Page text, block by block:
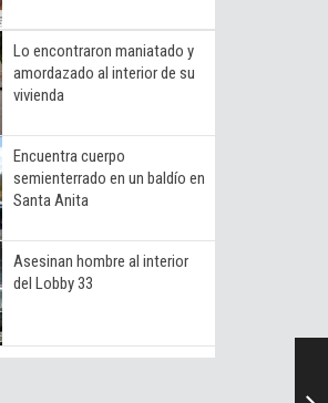
Lo encontraron maniatado y
amordazado al interior de su
vivienda
Encuentra cuerpo
semienterrado en un baldío en
Santa Anita
Asesinan hombre al interior
del Lobby 33